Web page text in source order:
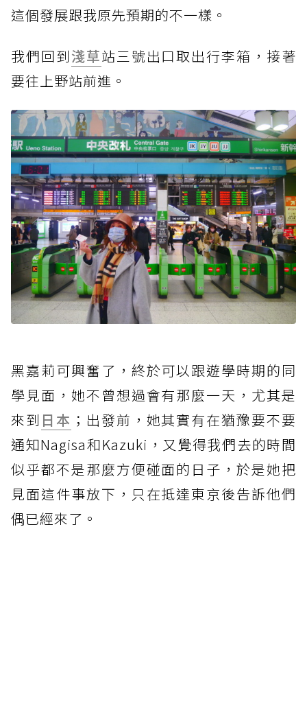
這個發展跟我原先預期的不一樣。
我們回到淺草站三號出口取出行李箱，接著
要往上野站前進。
黑嘉莉可興奮了，終於可以跟遊學時期的同
學見面，她不曾想過會有那麼一天，尤其是
來到 日本 ；出發前，她其實有在猶豫要不要
通知Nagisa和Kazuki，又覺得我們去的時間
似乎都不是那麼方便碰面的日子，於是她把
見面這件事放下，只在抵達東京後告訴他們
偶已經來了。